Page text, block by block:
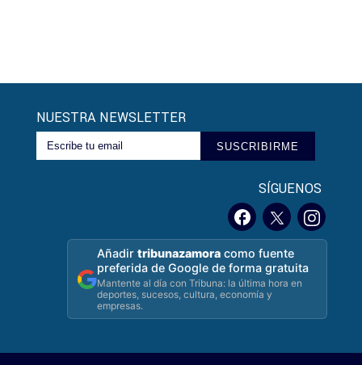
NUESTRA NEWSLETTER
SUSCRIBIRME
SÍGUENOS
Añadirtribunazamora como fuente
preferida de Google de forma gratuita
Mantente al día con Tribuna: la última hora en
deportes, sucesos, cultura, economía y
empresas.